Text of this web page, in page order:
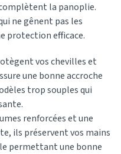
la panoplie.
ne gênent pas les
protection efficace.
vos chevilles et
une bonne accroche
trop souples qui
renforcées et une
ils préservent vos mains
permettant une bonne